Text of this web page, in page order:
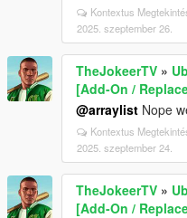
Kontextus
2025. szeptember 26.
TheJokeerTV »
[Add-On /
@arraylist Nope
Kontextus
2025. szeptember 24.
TheJokeerTV »
[Add-On /